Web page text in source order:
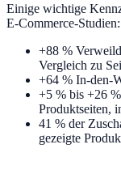
Einige wichtige
E-Commerce-Studien:
+88 %
Vergleich zu
+64 % In-den-
+5 % bis +26
Produktseiten,
41 % der
gezeigte